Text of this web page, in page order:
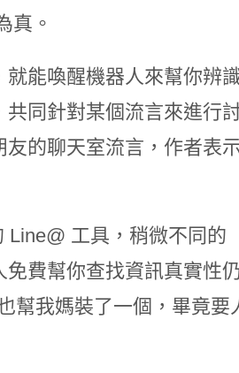
真。
就能喚醒機器人來幫你辨
同針對某個流言來進行
的聊天室流言，作者表
Line@ 工具，稍微不同的
費幫你查找資訊真實性
幫我媽裝了一個，畢竟要